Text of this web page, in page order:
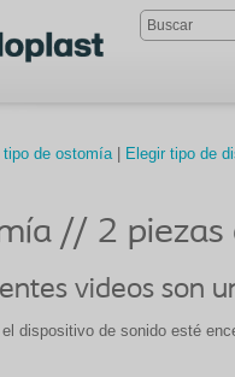
tipo de ostomía| Elegir tipo de
// 2
videos son
dispositivo de sonido esté